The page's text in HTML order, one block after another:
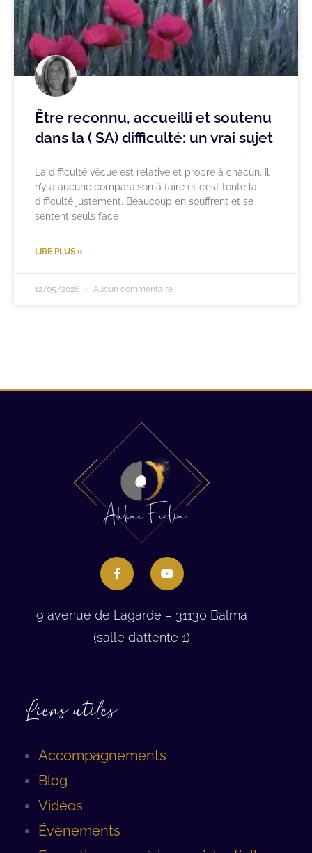
Être reconnu, accueilli et soutenu
dans la ( SA) difficulté: un vrai sujet
La difficulté vécue est relative et propre à chacun. Il
n’y a aucune comparaison à faire et c’est toute la
difficulté justement. Beaucoup en souffrent et se
sentent seuls face
LIRE PLUS »
12/05/2026 Aucun commentaire
9 avenue de Lagarde – 31130 Balma
(salle d’attente 1)
Liens utiles
Accompagnements
Blog
Vidéos
Évènements